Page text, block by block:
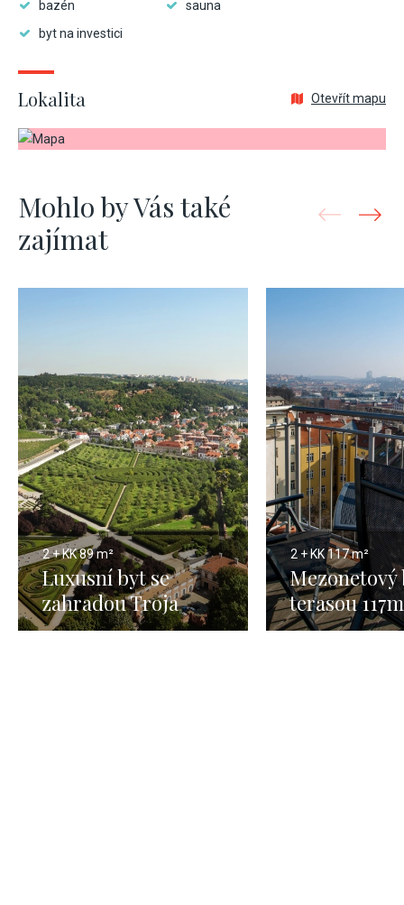
bazén
sauna
byt na investici
Lokalita Otevřít mapu
Mohlo by Vás také
zajímat
2 + KK89 m²
Luxusní byt se
zahradou Troja
2 + KK117 m²
Mezonetový
terasou 117m